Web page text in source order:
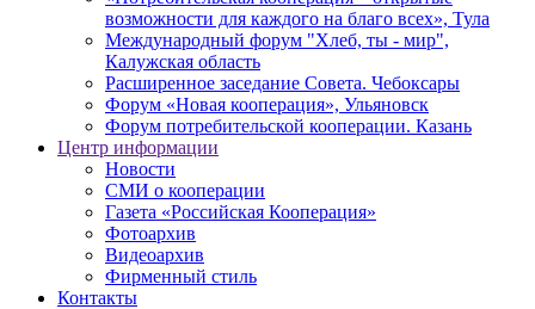
возможности для каждого на благо всех», Тула
Международный форум "Хлеб, ты - мир",
Калужская область
Расширенное заседание Совета. Чебоксары
Форум «Новая кооперация», Ульяновск
Форум потребительской кооперации. Казань
Центр информации
Новости
СМИ о кооперации
Газета «Российская Кооперация»
Фотоархив
Видеоархив
Фирменный стиль
Контакты